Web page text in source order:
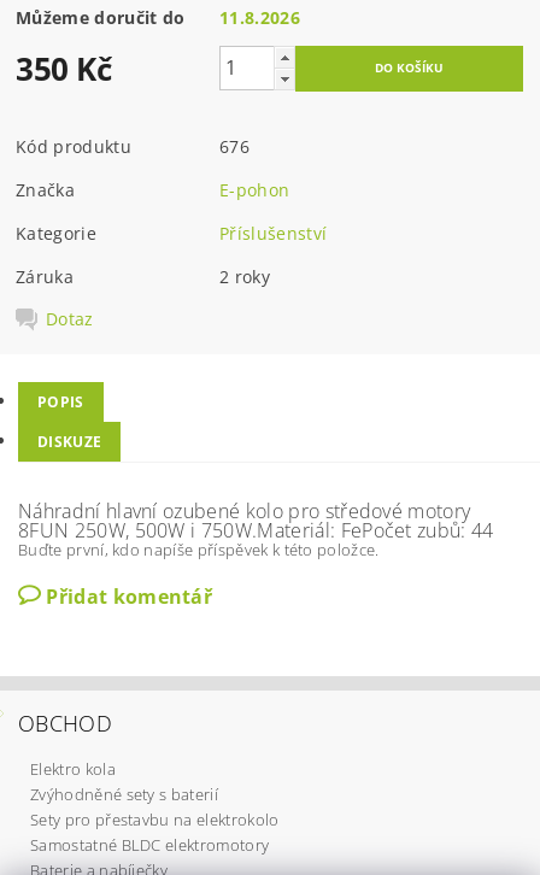
Můžeme doručit do 11.8.2026
350 Kč
Kód produktu
676
Značka
E-pohon
Kategorie
Příslušenství
Záruka
2 roky
Dotaz
POPIS
DISKUZE
Náhradní hlavní ozubené kolo pro středové motory
8FUN 250W, 500W i 750W.Materiál: FePočet zubů: 44
Buďte první, kdo napíše příspěvek k této položce.
Přidat komentář
OBCHOD
Elektro kola
Zvýhodněné sety s baterií
Sety pro přestavbu na elektrokolo
Samostatné BLDC elektromotory
Baterie a nabíječky